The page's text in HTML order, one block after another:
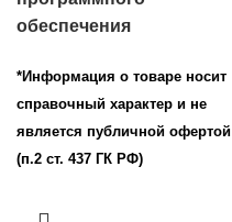
*Информация о товаре носит
справочный характер и не
является публичной офертой
(п.2 ст. 437 ГК РФ)